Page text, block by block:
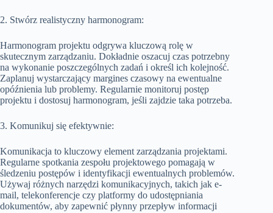
2. Stwórz realistyczny harmonogram:
Harmonogram projektu odgrywa kluczową rolę w
skutecznym zarządzaniu. Dokładnie oszacuj czas potrzebny
na wykonanie poszczególnych zadań i określ ich kolejność.
Zaplanuj wystarczający margines czasowy na ewentualne
opóźnienia lub problemy. Regularnie monitoruj postęp
projektu i dostosuj harmonogram, jeśli zajdzie taka potrzeba.
3. Komunikuj się efektywnie:
Komunikacja to kluczowy element zarządzania projektami.
Regularne spotkania zespołu projektowego pomagają w
śledzeniu postępów i identyfikacji ewentualnych problemów.
Używaj różnych narzędzi komunikacyjnych, takich jak e-
mail, telekonferencje czy platformy do udostępniania
dokumentów, aby zapewnić płynny przepływ informacji